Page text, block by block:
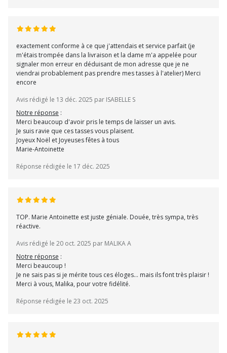
exactement conforme à ce que j'attendais et service parfait (je
m'étais trompée dans la livraison et la dame m'a appelée pour
signaler mon erreur en déduisant de mon adresse que je ne
viendrai probablement pas prendre mes tasses à l'atelier) Merci
encore
Avis rédigé le 13 déc. 2025 par ISABELLE S
Notre réponse :
Merci beaucoup d'avoir pris le temps de laisser un avis.
Je suis ravie que ces tasses vous plaisent.
Joyeux Noël et Joyeuses fêtes à tous
Marie-Antoinette
Réponse rédigée le 17 déc. 2025
TOP. Marie Antoinette est juste géniale. Douée, très sympa, très
réactive.
Avis rédigé le 20 oct. 2025 par MALIKA A
Notre réponse :
Merci beaucoup !
Je ne sais pas si je mérite tous ces éloges... mais ils font très plaisir !
Merci à vous, Malika, pour votre fidélité.
Réponse rédigée le 23 oct. 2025